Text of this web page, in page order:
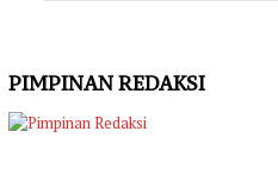
PIMPINAN REDAKSI